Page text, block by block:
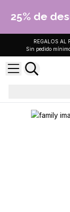
25% de
REGALOS AL
Sin pedido
Tabletas de